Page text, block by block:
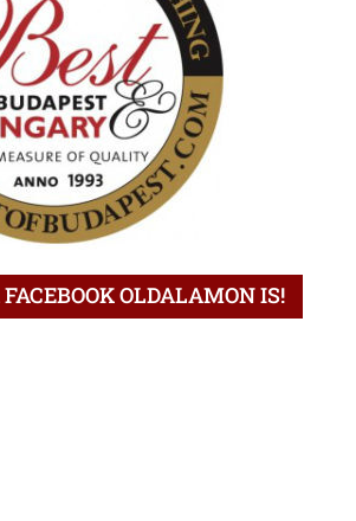
OLDALAMON IS!